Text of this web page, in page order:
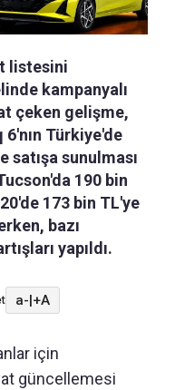
listesini
kampanyalı
çeken gelişme,
Türkiye'de
satışa sunulması
190 bin
173 bin TL'ye
bazı
yapıldı.
a-|+A
için
güncellemesi